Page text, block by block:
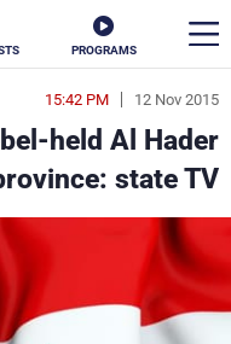
PROGRAMS
12 Nov 2015
15:42 PM
held Al Hader
state TV
en
الأخبار
سياسة
إقتصاد
منوعات